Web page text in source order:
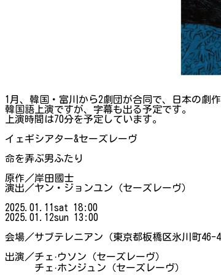
1月、韓国・富川から2劇団が合同で、日本の劇
韓国語上演ですが、字幕も出る予定です。
上演時間は70分を予定しています。
イェギシアター&セーズレーヴ
命を弄ぶ男ふたり
​原作︎︎／岸田國士
演出︎／ヤン・ジョンユン（セーズレーヴ）
​2025.01.11sat 18:00
2025.01.12sun 13:00
会場︎︎／サブテレニアン（東京都板橋区氷川町46-4
​出演︎／チェ·ウソン（セーズレーヴ）
チェ·ホンジュン（セーズレーヴ）